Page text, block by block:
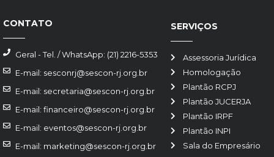
SERVIÇOS
Assessoria Jurídica
Homologação
Plantão RCPJ
Plantão JUCERJA
Plantão IRPF
Plantão INPI
Sala do Empresário
CONTATO
Geral - Tel. / WhatsApp: (21) 2216-5353
E-mail: sesconrj@sescon-rj.org.br
E-mail: secretaria@sescon-rj.org.br
E-mail: financeiro@sescon-rj.org.br
E-mail: eventos@sescon-rj.org.br
E-mail: marketing@sescon-rj.org.br